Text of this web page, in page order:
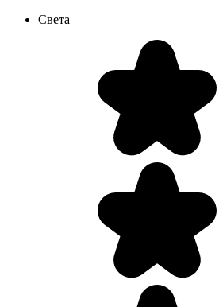
Света